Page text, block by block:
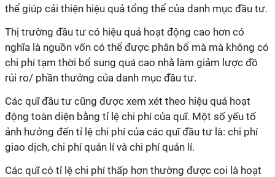
thể giúp cải thiện hiệu quả tổng thể của danh mục đầu tư.
Thị trường đầu tư có hiệu quả hoạt động cao hơn có
nghĩa là nguồn vốn có thể được phân bổ mà mà không có
chi phí tạm thời bổ sung quá cao nhằ làm giảm lược đồ
rủi ro/ phần thưởng của danh mục đầu tư.
Các quĩ đầu tư cũng được xem xét theo hiệu quả hoạt
động toàn diện bằng tỉ lệ chi phí của quĩ. Một số yếu tố
ảnh hưởng đến tỉ lệ chi phí của các quĩ đầu tư là: chi phí
giao dịch, chi phí quản lí và chi phí quản lí.
Các quĩ có tỉ lệ chi phí thấp hơn thường được coi là hoạt